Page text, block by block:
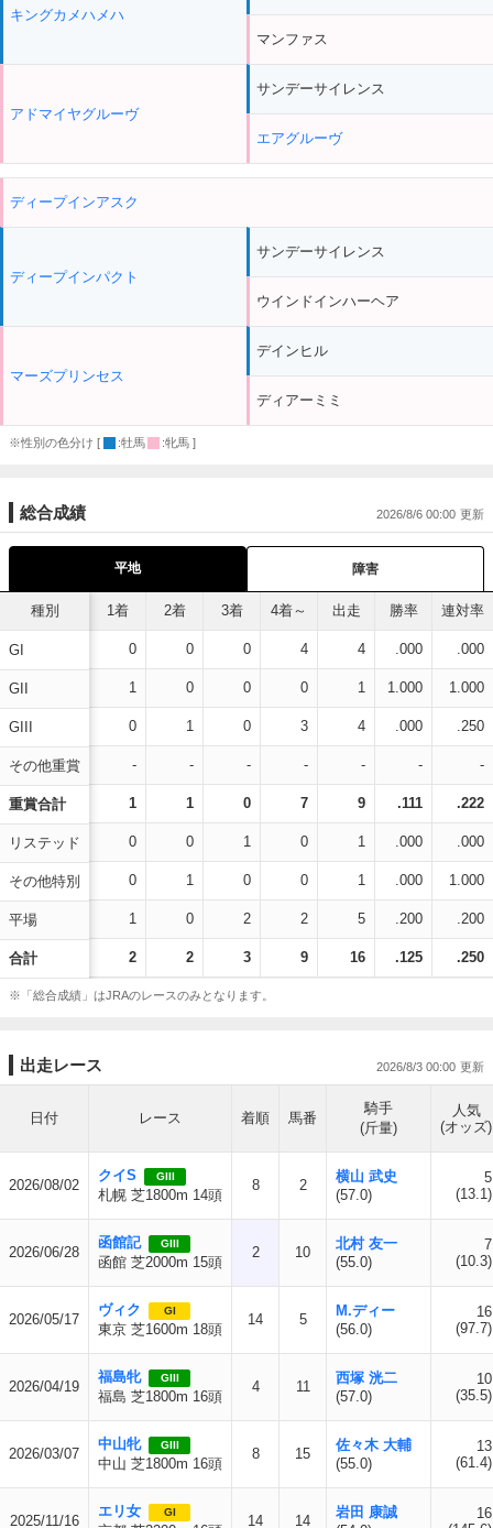
キングカメハメハ
アドマイヤグルーヴ
マンファス
サンデーサイレンス
エアグルーヴ
ディープインアスク
ディープインパクト
マーズプリンセス
サンデーサイレンス
ウインドインハーヘア
デインヒル
ディアーミミ
※性別の色分け [ :牡馬 :牝馬 ]
総合成績 2026/8/6 00:00
平地 障害
種別
GI
GII
GIII
その他重賞
重賞合計
リステッド
その他特別
平場
合計
1着 2着 3着 4着～ 出走 勝率 連対率
0 0 0 4 4 .000 .000
1 0 0 0 1 1.000 1.000
0 1 0 3 4 .000 .250
- - - - - - -
1 1 0 7 9 .111 .222
0 0 1 0 1 .000 .000
0 1 0 0 1 .000 1.000
1 0 2 2 5 .200 .200
2 2 3 9 16 .125 .250
※「総合成績」はJRAのレースのみとなります。
出走レース 2026/8/3 00:00
日付 レース 着順 馬番
騎手
(斤量)
人気
(オッズ)
2026/08/02
クイS GIII
札幌 芝1800m 14頭
8 2
横山 武史
(57.0)
5
(13.1)
2026/06/28
函館記 GIII
函館 芝2000m 15頭
2 10
北村 友一
(55.0)
7
(10.3)
2026/05/17
ヴィク GI
東京 芝1600m 18頭
14 5
M.ディー
(56.0)
16
(97.7)
2026/04/19
福島牝 GIII
福島 芝1800m 16頭
4 11
西塚 洸二
(57.0)
10
(35.5)
2026/03/07
中山牝 GIII
中山 芝1800m 16頭
8 15
佐々木 大輔
(55.0)
13
(61.4)
2025/11/16
エリ女 GI
14 14
岩田 康誠
16